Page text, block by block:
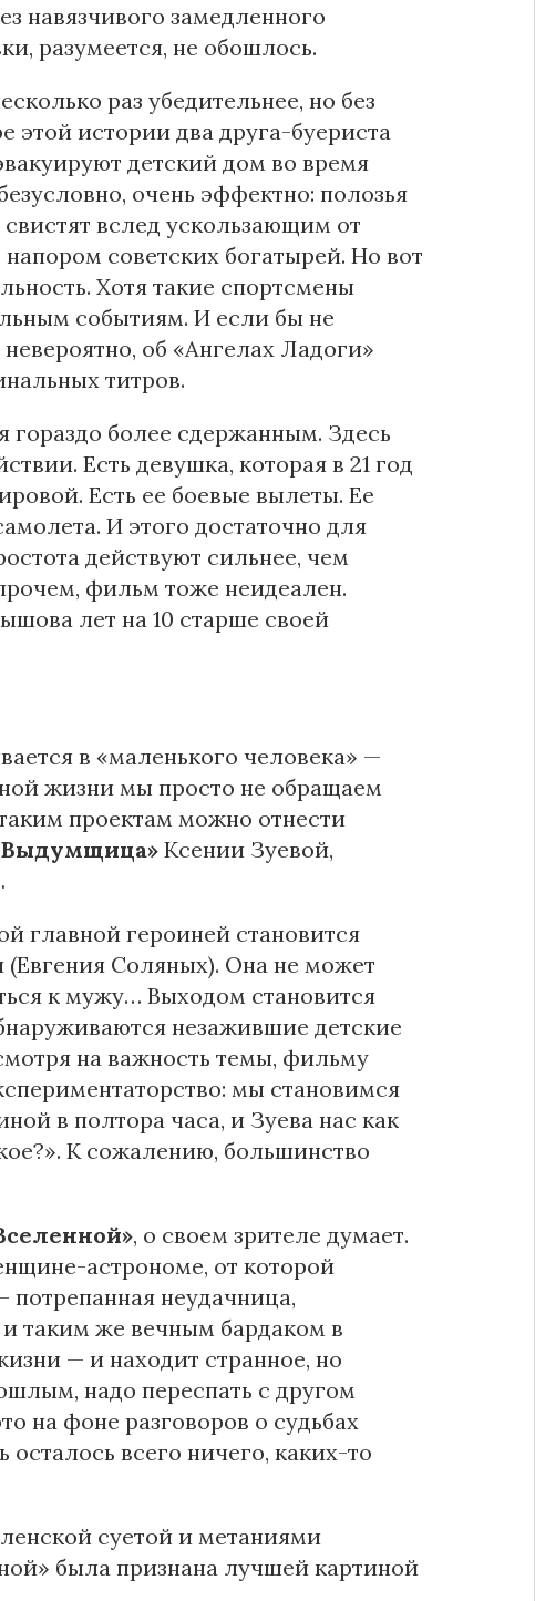
навязчивого замедленного
разумеется, не обошлось.
раз убедительнее, но без
истории два друга-буериста
детский дом во время
очень эффектно: полозья
вслед ускользающим от
советских богатырей. Но вот
Хотя такие спортсмены
событиям. И если бы не
об «Ангелах Ладоги»
титров.
более сдержанным. Здесь
Есть девушка, которая в 21 год
Есть ее боевые вылеты. Ее
И этого достаточно для
действуют сильнее, чем
фильм тоже неидеален.
лет на 10 старше своей
в «маленького человека» —
жизни мы просто не обращаем
проектам можно отнести
Выдумщица» Ксении Зуевой,
главной героиней становится
Соляных). Она не может
к мужу… Выходом становится
незажившие детские
на важность темы, фильму
мы становимся
в полтора часа, и Зуева нас как
К сожалению, большинство
, о своем зрителе думает.
астрономе, от которой
потрепанная неудачница,
таким же вечным бардаком в
— и находит странное, но
надо переспать с другом
на фоне разговоров о судьбах
всего ничего, каких-то
суетой и метаниями
была признана лучшей картиной